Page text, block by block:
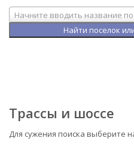
Начните вводить название
Трассы и шоссе
Для сужения поиска выберите